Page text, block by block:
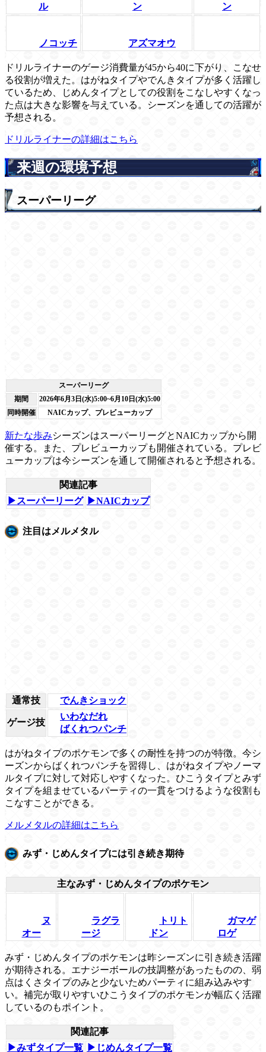
ル
ン
ン
ノコッチ アズマオウ
ドリルライナーのゲージ消費量が45から40に下がり、こなせ
る役割が増えた。はがねタイプやでんきタイプが多く活躍し
ているため、じめんタイプとしての役割をこなしやすくなっ
た点は大きな影響を与えている。シーズンを通しての活躍が
予想される。
ドリルライナーの詳細はこちら
来週の環境予想
スーパーリーグ
スーパーリーグ
期間
2026年6月3日(水)5:00~6月10日(水)5:00
同時開催
NAICカップ、プレビューカップ
新たな歩みシーズンはスーパーリーグとNAICカップから開
催する。また、プレビューカップも開催されている。プレビ
ューカップは今シーズンを通して開催されると予想される。
関連記事
▶スーパーリーグ
▶NAICカップ
注目はメルメタル
通常技 でんきショック
ゲージ技
いわなだれ
ばくれつパンチ
はがねタイプのポケモンで多くの耐性を持つのが特徴。今シ
ーズンからばくれつパンチを習得し、はがねタイプやノーマ
ルタイプに対して対応しやすくなった。ひこうタイプとみず
タイプを組ませているパーティの一貫をつけるような役割も
こなすことができる。
メルメタルの詳細はこちら
みず・じめんタイプには引き続き期待
主なみず・じめんタイプのポケモン
ヌ
オー
ラグラ
ージ
トリト
ドン
ガマゲ
ロゲ
みず・じめんタイプのポケモンは昨シーズンに引き続き活躍
が期待される。エナジーボールの技調整があったものの、弱
点はくさタイプのみと少ないためパーティに組み込みやす
い。補完が取りやすいひこうタイプのポケモンが幅広く活躍
しているのもポイント。
関連記事
▶みずタイプ一覧
▶じめんタイプ一覧